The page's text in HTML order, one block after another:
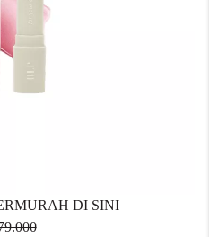
DI SINI